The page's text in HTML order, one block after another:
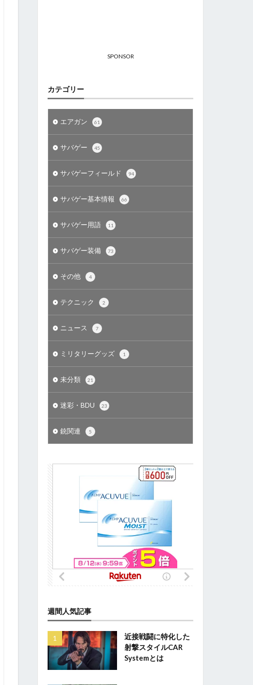
SPONSOR
カテゴリー
エアガン 61
サバゲー 45
サバゲーフィールド 94
サバゲー基本情報 66
サバゲー用語 11
サバゲー装備 73
その他 4
テクニック 2
ニュース 7
ミリタリーグッズ 1
未分類 21
迷彩・BDU 23
銃関連 5
週間人気記事
近接戦闘に特化した
射撃スタイルCAR
Systemとは